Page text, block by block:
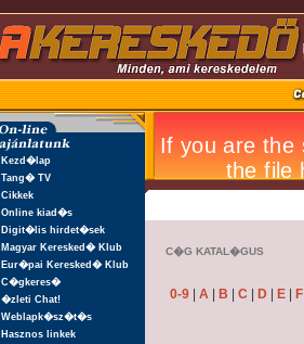
Kezd�lap
Tang� TV
Cikkek
Online kiad�s
Digit�lis hirdet�sek
Magyar Keresked� Klub
Eur�pai Keresked� Klub
C�gkeres�
�zleti Chat!
Weblapk�sz�t�s
Hasznos linkek
C�G KATAL�GUS
0-9 A B C D E F